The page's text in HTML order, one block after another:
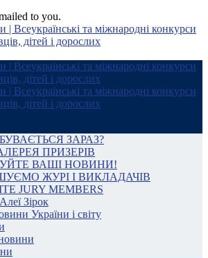
to you.
ЗАРАЗ?
ПРИЗЕРІВ
ВАШІ НОВИНИ!
ЖУРІ І ВИКЛАДАЧІВ
JURY MEMBERS
Зірок
України і світу